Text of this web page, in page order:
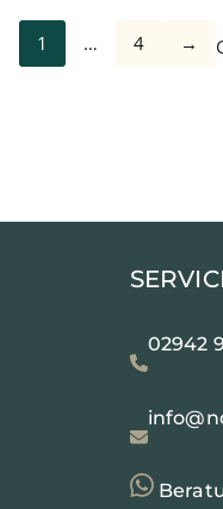
1 … 4 →
02942